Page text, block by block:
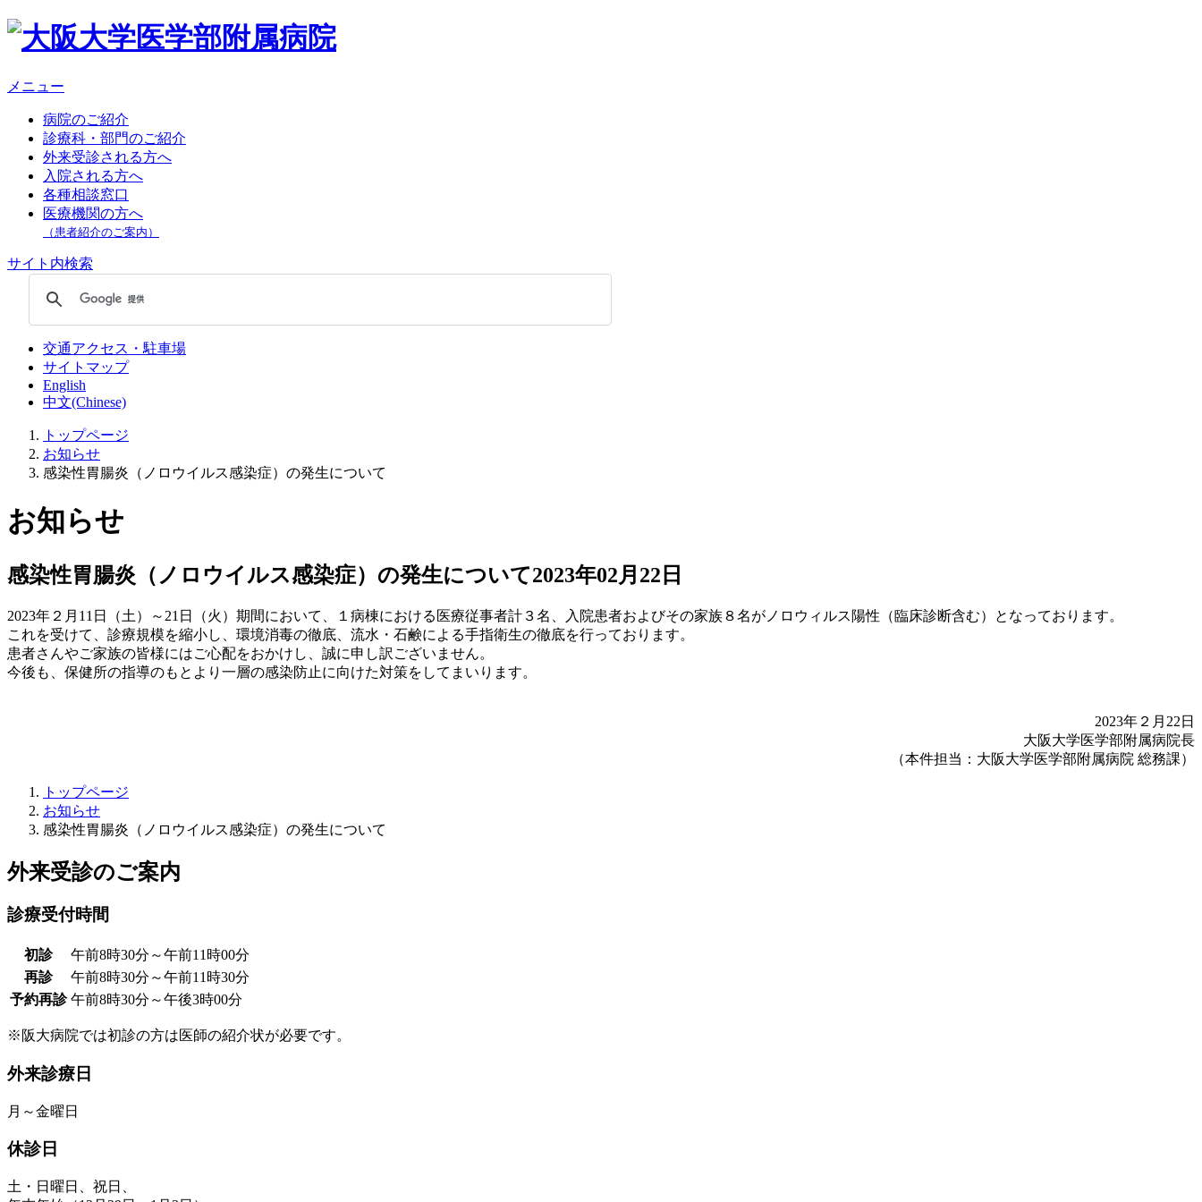
メニュー
病院のご紹介
診療科・部門のご紹介
外来受診される方へ
入院される方へ
各種相談窓口
医療機関の方へ
（患者紹介のご案内）
サイト内検索
交通アクセス・駐車場
サイトマップ
English
中文(Chinese)
トップページ
お知らせ
感染性胃腸炎（ノロウイルス感染症）の発生について
お知らせ
感染性胃腸炎（ノロウイルス感染症）の発生について2023年02月22日
2023年２月11日（土）～21日（火）期間において、１病棟における医療従事者計３名、入院患者およびその家族８名がノロウィルス陽性（臨床診断含む）となっております。
これを受けて、診療規模を縮小し、環境消毒の徹底、流水・石鹸による手指衛生の徹底を行っております。
患者さんやご家族の皆様にはご心配をおかけし、誠に申し訳ございません。
今後も、保健所の指導のもとより一層の感染防止に向けた対策をしてまいります。
2023年２月22日
大阪大学医学部附属病院長
（本件担当：大阪大学医学部附属病院 総務課）
トップページ
お知らせ
感染性胃腸炎（ノロウイルス感染症）の発生について
外来受診のご案内
診療受付時間
初診
午前8時30分～午前11時00分
再診
午前8時30分～午前11時30分
予約再診 午前8時30分～午後3時00分
※阪大病院では初診の方は医師の紹介状が必要です。
外来診療日
月～金曜日
休診日
土・日曜日、祝日、